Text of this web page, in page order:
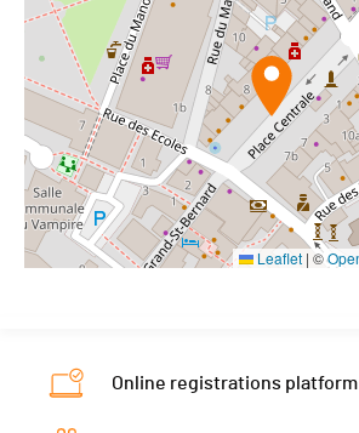
Leaflet | ©
Online registrations